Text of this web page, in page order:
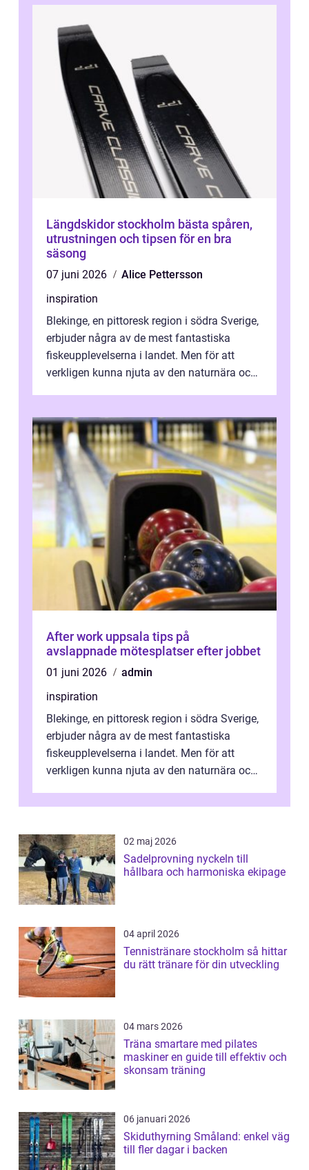
Längdskidor stockholm bästa spåren,
utrustningen och tipsen för en bra
säsong
07 juni 2026
Alice Pettersson
inspiration
Blekinge, en pittoresk region i södra Sverige,
erbjuder några av de mest fantastiska
fiskeupplevelserna i landet. Men för att
verkligen kunna njuta av den naturnära och
After work uppsala tips på
avslappnade mötesplatser efter jobbet
01 juni 2026
admin
inspiration
Blekinge, en pittoresk region i södra Sverige,
erbjuder några av de mest fantastiska
fiskeupplevelserna i landet. Men för att
verkligen kunna njuta av den naturnära och
02 maj 2026
Sadelprovning nyckeln till
hållbara och harmoniska ekipage
04 april 2026
Tennistränare stockholm så hittar
du rätt tränare för din utveckling
04 mars 2026
Träna smartare med pilates
maskiner en guide till effektiv och
skonsam träning
06 januari 2026
Skiduthyrning Småland: enkel väg
till fler dagar i backen